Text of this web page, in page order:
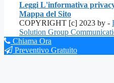
Leggi L'informativa
Mappa del Sito
COPYRIGHT [c] 2023 by -
Solution Group
Chiama Ora
Preventivo Gratuito